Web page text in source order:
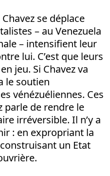
se déplace
– au Venezuela
– intensifient leur
lui. C’est que leurs
jeu. Si Chavez va
le soutien
vénézuéliennes. Ces
parle de rendre le
irréversible. Il n’y a
: en expropriant la
un Etat